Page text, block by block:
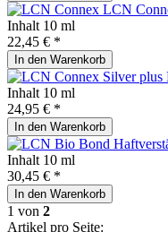
LCN
Inhalt 10 ml
22,45 € *
In den Warenkorb
Inhalt 10 ml
24,95 € *
In den Warenkorb
Inhalt 10 ml
30,45 € *
In den Warenkorb
1 von 2
Artikel pro Seite: